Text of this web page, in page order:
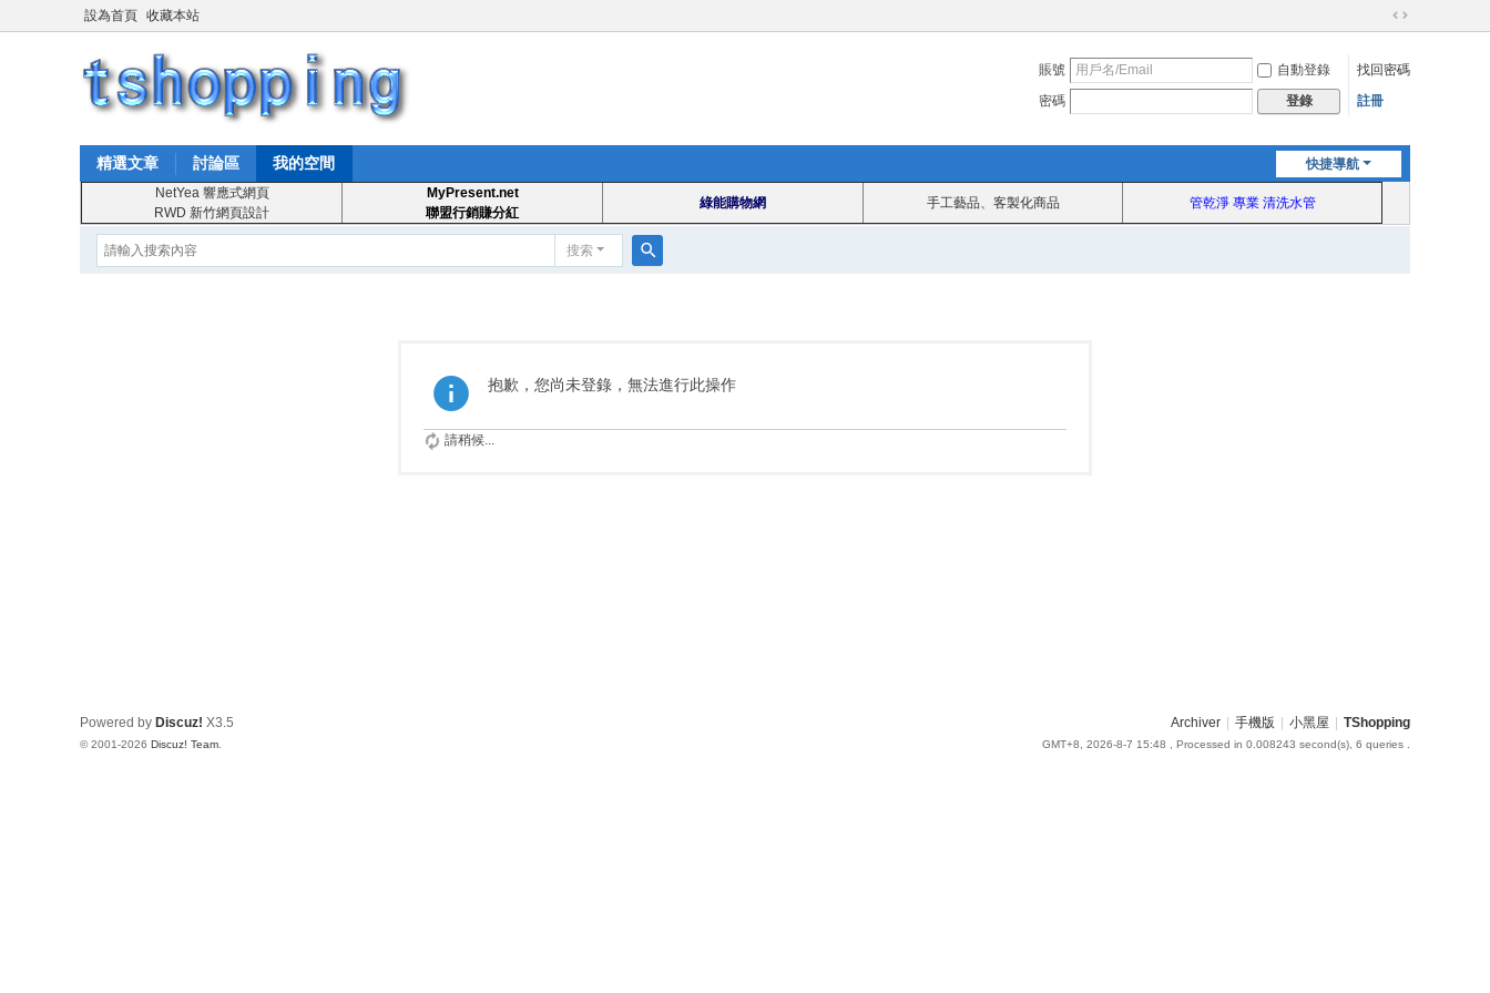
設為首頁 收藏本站
切
到
賬號 自動登錄
找回密碼
密碼
登錄 註冊
快捷導航
精選文章 討論區 我的空間
NetYea 響應式網頁
RWD 新竹網頁設計
MyPresent.net
聯盟行銷賺分紅
綠能購物網 手工藝品、客製化商品 管乾淨 專業 清洗水管
搜索
抱歉，您尚未登錄，無法進行此操作
請稍候...
Archiver 手機版 小黑屋 TShopping
GMT+8, 2026-8-7 15:48 , Processed in 0.008243 second(s), 6 queries .
Powered by Discuz! X3.5
© 2001-2026 Discuz! Team